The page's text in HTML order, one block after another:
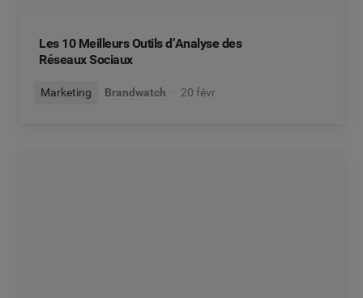
Les 10 Meilleurs Outils d’Analyse des
Réseaux Sociaux
Marketing Brandwatch 20 févr